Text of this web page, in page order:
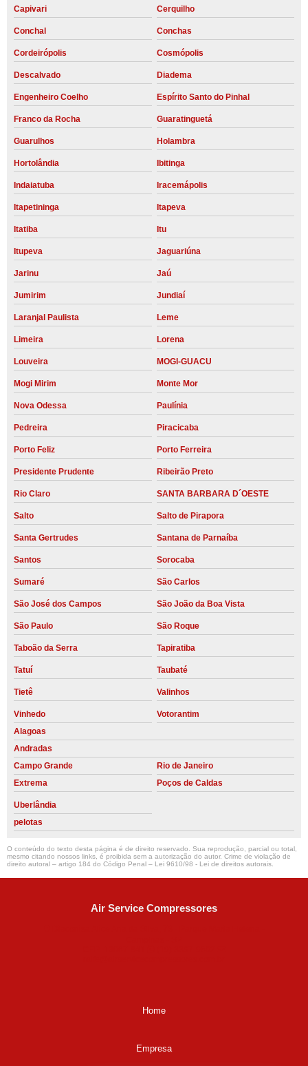
Capivari Cerquilho
Conchal Conchas
Cordeirópolis Cosmópolis
Descalvado Diadema
Engenheiro Coelho Espírito Santo do Pinhal
Franco da Rocha Guaratinguetá
Guarulhos Holambra
Hortolândia Ibitinga
Indaiatuba Iracemápolis
Itapetininga Itapeva
Itatiba Itu
Itupeva Jaguariúna
Jarinu Jaú
Jumirim Jundiaí
Laranjal Paulista Leme
Limeira Lorena
Louveira MOGI-GUACU
Mogi Mirim Monte Mor
Nova Odessa Paulínia
Pedreira Piracicaba
Porto Feliz Porto Ferreira
Presidente Prudente Ribeirão Preto
Rio Claro SANTA BARBARA D´OESTE
Salto Salto de Pirapora
Santa Gertrudes Santana de Parnaíba
Santos Sorocaba
Sumaré São Carlos
São José dos Campos São João da Boa Vista
São Paulo São Roque
Taboão da Serra Tapiratiba
Tatuí Taubaté
Tietê Valinhos
Vinhedo
Votorantim
Alagoas
Andradas
Campo Grande
Rio de Janeiro
Extrema
Poços de Caldas
Uberlândia
pelotas
O conteúdo do texto desta página é de direito reservado. Sua reprodução, parcial ou total,
mesmo citando nossos links, é proibida sem a autorização do autor. Crime de violação de
direito autoral – artigo 184 do Código Penal – Lei 9610/98 - Lei de direitos autorais.
Air Service Compressores
Home
Empresa